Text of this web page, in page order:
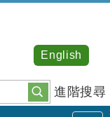
進階搜尋
English